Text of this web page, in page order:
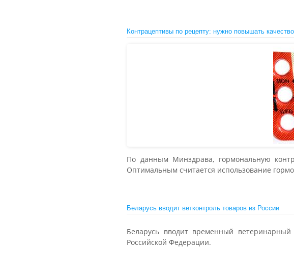
Контрацептивы по рецепту: нужно повышать
По данным Минздрава, гормональную
Оптимальным считается использование
Беларусь вводит ветконтроль товаров из России
Беларусь вводит временный
Российской Федерации.